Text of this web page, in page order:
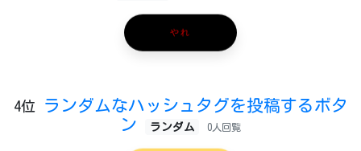
やれ
4位
ランダムなハッシュタグを投稿するボタ
ン
ランダム 0人回覧